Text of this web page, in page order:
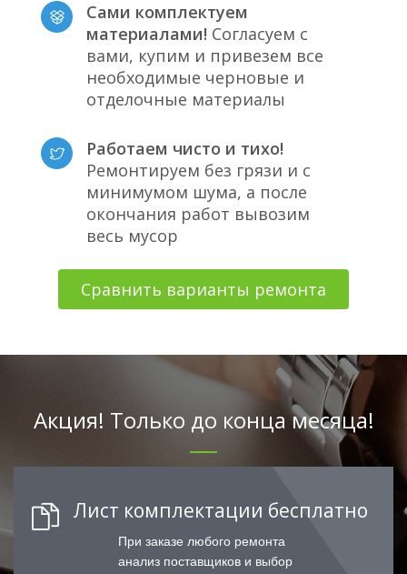
Сами комплектуем
материалами! Согласуем с
вами, купим и привезем все
необходимые черновые и
отделочные материалы
Работаем чисто и тихо!
Ремонтируем без грязи и с
минимумом шума, а после
окончания работ вывозим
весь мусор
Сравнить варианты ремонта
Акция! Только до конца месяца!
Лист комплектации бесплатно
При заказе любого ремонта
анализ поставщиков и выбор